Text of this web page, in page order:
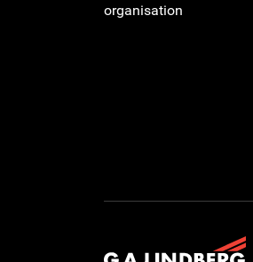
organisation